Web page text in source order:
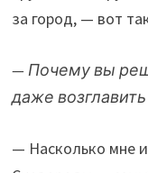
за город, — вот
— Почему вы
даже возглавить
— Насколько мне